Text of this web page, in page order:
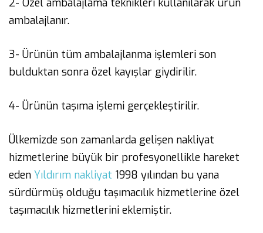
ambalajlanır.
3- Ürünün tüm ambalajlanma işlemleri son
bulduktan sonra özel kayışlar giydirilir.
4- Ürünün taşıma işlemi gerçekleştirilir.
Ülkemizde son zamanlarda gelişen nakliyat
hizmetlerine büyük bir profesyonellikle hareket
eden Yıldırım nakliyat 1998 yılından bu yana
sürdürmüş olduğu taşımacılık hizmetlerine özel
taşımacılık hizmetlerini eklemiştir.